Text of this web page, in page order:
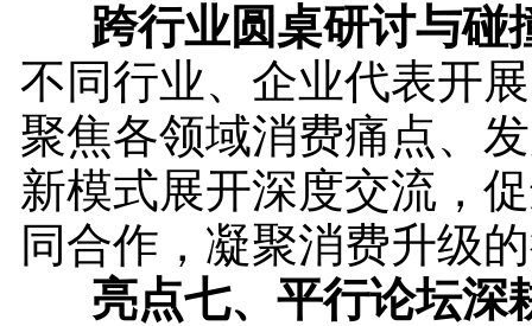
跨行业圆桌研讨与碰
不同行业、企业代表开
聚焦各领域消费痛点、
新模式展开深度交流，
同合作，凝聚消费升级
亮点七、 平行论坛深